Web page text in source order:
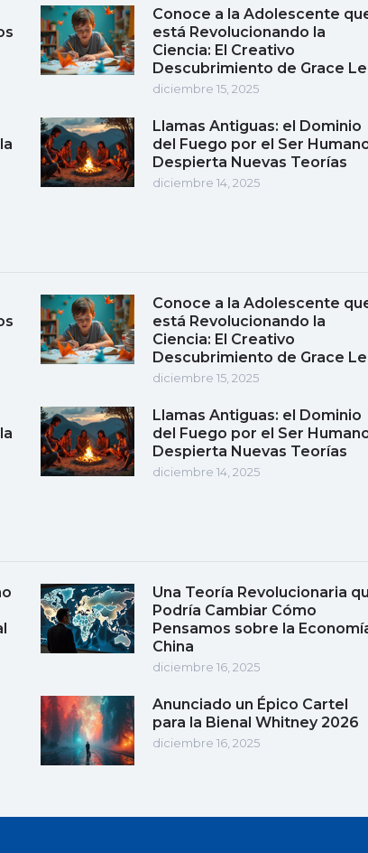
Conoce a la Adolescente
está Revolucionando la
Ciencia: El Creativo
Descubrimiento de Grace
diciembre 15, 2025
Llamas Antiguas: el Dominio
del Fuego por el Ser
Despierta Nuevas Teorías
diciembre 14, 2025
Conoce a la Adolescente
está Revolucionando la
Ciencia: El Creativo
Descubrimiento de Grace
diciembre 15, 2025
Llamas Antiguas: el Dominio
del Fuego por el Ser
Despierta Nuevas Teorías
diciembre 14, 2025
Una Teoría Revolucionaria
Podría Cambiar Cómo
Pensamos sobre la
China
diciembre 16, 2025
Anunciado un Épico Cartel
para la Bienal Whitney 2026
diciembre 16, 2025